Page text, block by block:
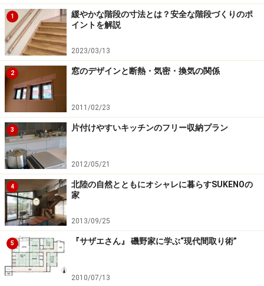
少ないのですが、コンビニの役割を果たすためには、こ
こも重要な棚です。
中央の棚には独自の工夫があり、アピールしたい商品は
目線に近い所に置かれています。通路が狭いため、足下
の方は見にくいからです。下の方には乾電池やストッキ
ングなど、明確な目的をもって購入されるものが置かれ
ます。
次のページで、コンビニのノウハウを住宅に活かす工夫
を紹介します。
※記事内容は執筆時点のものです。最新の内容をご確認くださ
い。
1
緩やかな階段の寸法とは？安全な階段づくりのポ
イントを解説
2023/03/13
2 窓のデザインと断熱・気密・換気の関係
2011/02/23
3 片付けやすいキッチンのフリー収納プラン
2012/05/21
4
北陸の自然とともにオシャレに暮らすSUKENOの
家
2013/09/25
5 『サザエさん』 磯野家に学ぶ“現代間取り術”
2010/07/13